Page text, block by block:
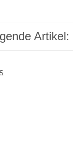
Artikel: